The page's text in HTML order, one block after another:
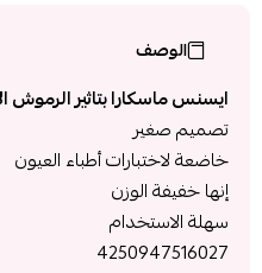
الوصف
ايسنس ماسكارا بتاثير
تصميم صغير
خاضعة لاختبارات أطباء العيون
إنها خفيفة الوزن
سهلة الاستخدام
4250947516027